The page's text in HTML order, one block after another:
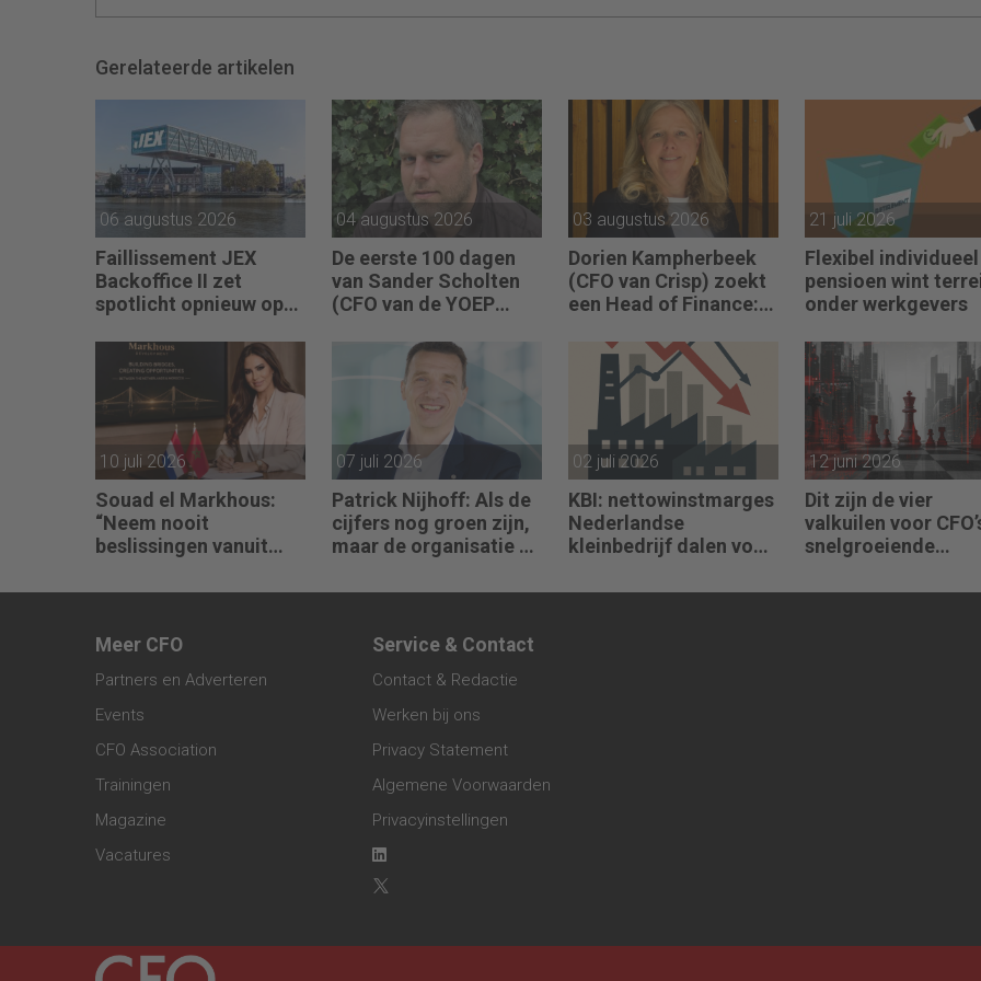
Gerelateerde artikelen
06 augustus 2026
Faillissement JEX
Backoffice II zet
spotlicht opnieuw op
04 augustus 2026
De eerste 100 dagen
van Sander Scholten
(CFO van de YOEP
sturing werkt pas echt
als mensen begrijpen
waarom keuzes nodig
03 augustus 2026
Dorien Kampherbeek
(CFO van Crisp) zoekt
een Head of Finance:
performance driven
worden.”
21 juli 2026
Flexibel individueel
pensioen wint
onder werkgevers
10 juli 2026
Souad el Markhous:
“Neem nooit
beslissingen vanuit
visie.”
07 juli 2026
Patrick Nijhoff: Als de
cijfers nog groen zijn,
maar de organisatie al
02 juli 2026
KBI: nettowinstmarges
Nederlandse
kleinbedrijf dalen voor
12 juni 2026
Dit zijn de vier
valkuilen voor
snelgroeiende
Meer CFO
Partners en Adverteren
Events
CFO Association
Trainingen
Magazine
Vacatures
Service & Contact
Contact & Redactie
Werken bij ons
Privacy Statement
Algemene Voorwaarden
Privacyinstellingen